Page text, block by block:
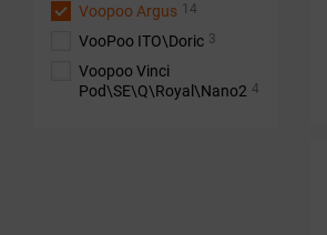
Voopoo Argus 14
VooPoo ITO\Doric 3
Voopoo Vinci
Pod\SE\Q\Royal\Nano2 4